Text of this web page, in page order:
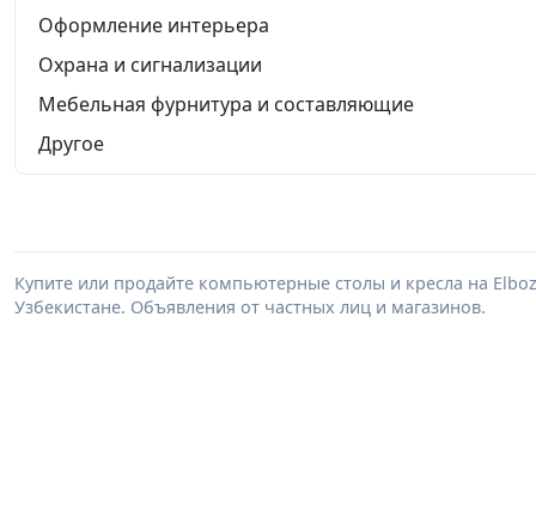
Оформление интерьера
Охрана и сигнализации
Мебельная фурнитура и составляющие
Другое
Купите или продайте компьютерные столы и кресла на
Узбекистане. Объявления от частных лиц и магазинов.